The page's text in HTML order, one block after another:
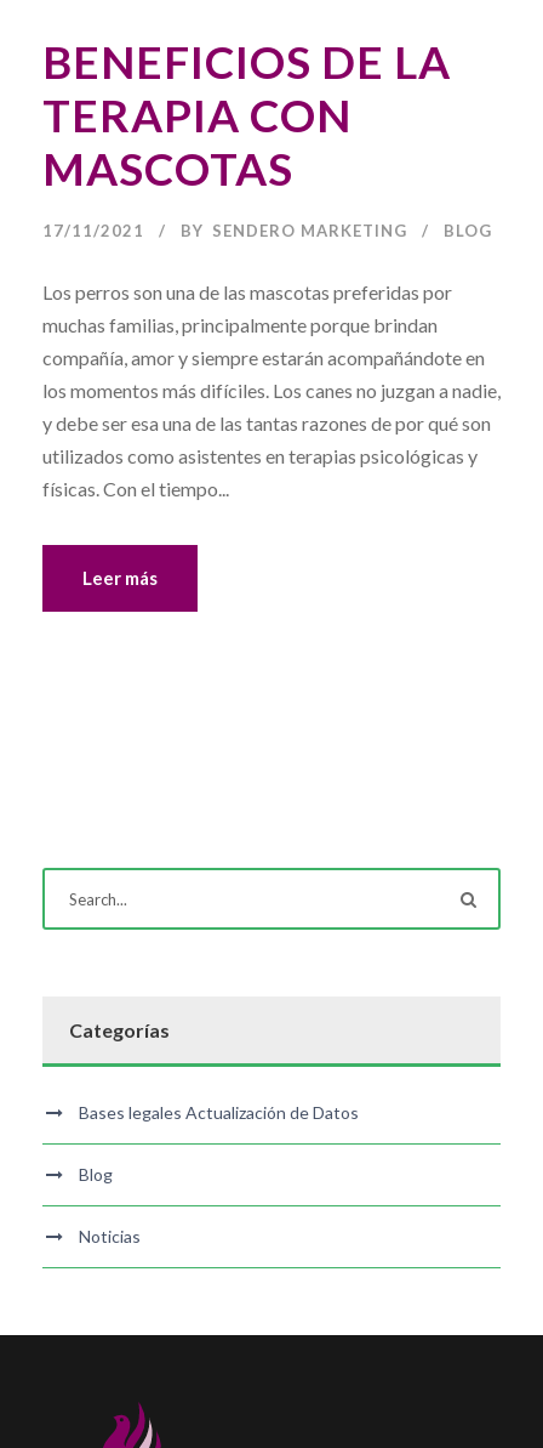
BENEFICIOS DE LA
TERAPIA CON
MASCOTAS
17/11/2021 BY SENDERO MARKETING BLOG
Los perros son una de las mascotas preferidas por
muchas familias, principalmente porque brindan
compañía, amor y siempre estarán acompañándote en
los momentos más difíciles. Los canes no juzgan a nadie,
y debe ser esa una de las tantas razones de por qué son
utilizados como asistentes en terapias psicológicas y
físicas. Con el tiempo...
Leer más
Categorías
Bases legales Actualización de Datos
Blog
Noticias